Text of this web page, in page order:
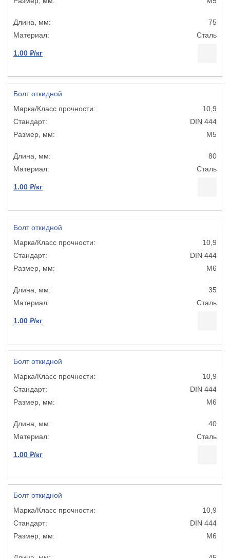
75
Сталь
1.00 ₽/кг
Болт откидной
10,9
DIN 444
М5
80
Сталь
1.00 ₽/кг
Болт откидной
10,9
DIN 444
М6
35
Сталь
1.00 ₽/кг
Болт откидной
10,9
DIN 444
М6
40
Сталь
1.00 ₽/кг
Болт откидной
10,9
DIN 444
М6